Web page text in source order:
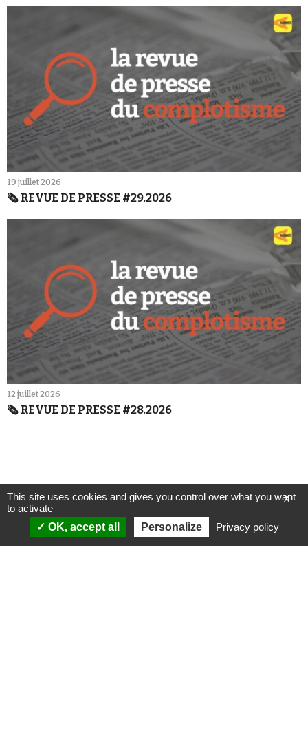
19 juillet 2026
🗞️ REVUE DE PRESSE #29.2026
12 juillet 2026
🗞️ REVUE DE PRESSE #28.2026
ANALYSES
VIDÉOS
X
This site uses cookies and gives you control over what you want
to activate
OK, accept all
Personalize Privacy policy